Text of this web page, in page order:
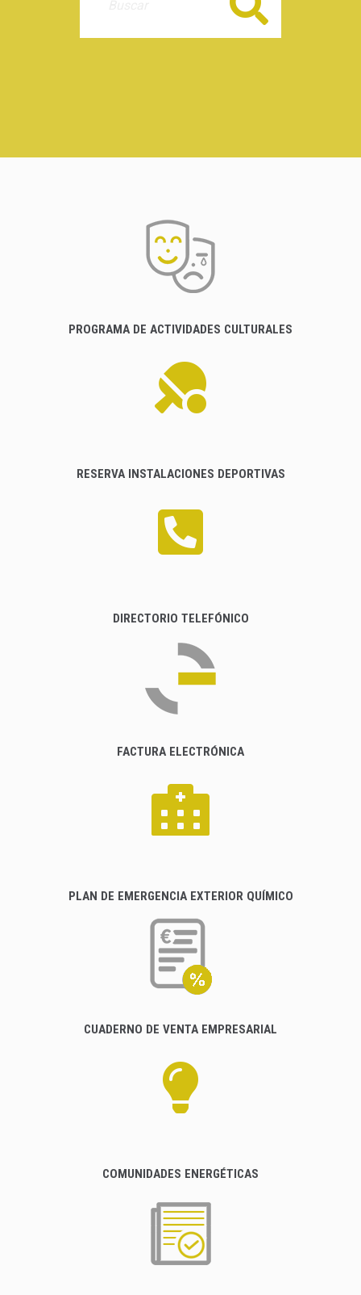
Buscar
PROGRAMA DE ACTIVIDADES CULTURALES
RESERVA INSTALACIONES DEPORTIVAS
DIRECTORIO TELEFÓNICO
FACTURA ELECTRÓNICA
PLAN DE EMERGENCIA EXTERIOR QUÍMICO
CUADERNO DE VENTA EMPRESARIAL
COMUNIDADES ENERGÉTICAS